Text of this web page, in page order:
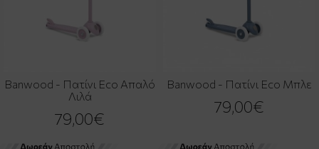
Banwood - Πατίνι Eco Απαλό
Λιλά
79,00€
Banwood - Πατίνι Eco Μπλε
79,00€